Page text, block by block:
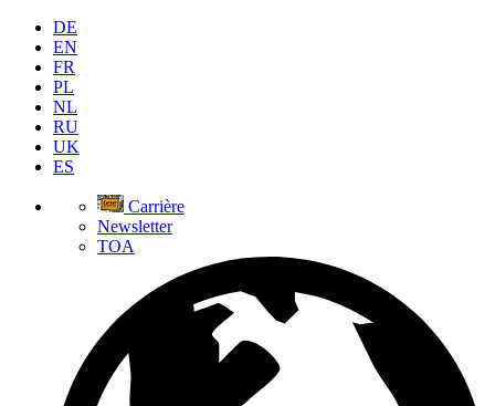
DE
EN
FR
PL
NL
RU
UK
ES
Carrière
Newsletter
TOA